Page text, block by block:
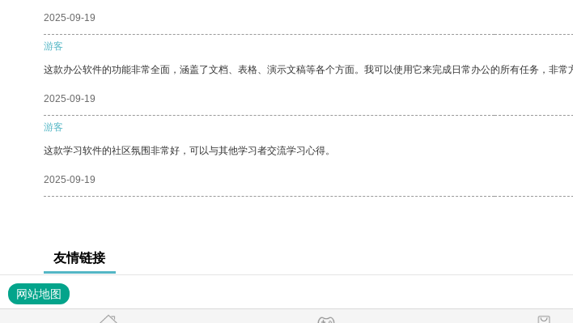
2025-09-19
游客
这款办公软件的功能非常全面，涵盖了文档、表格、演示文稿等各个方面。我可以使用它来完成日常办公的所有任务，非常
2025-09-19
游客
这款学习软件的社区氛围非常好，可以与其他学习者交流学习心得。
2025-09-19
友情链接
网站地图